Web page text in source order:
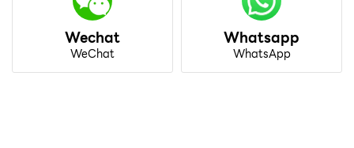
Wechat
WeChat
Whatsapp
WhatsApp